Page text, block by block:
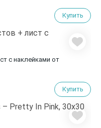
Купить
с наклейками от
Купить